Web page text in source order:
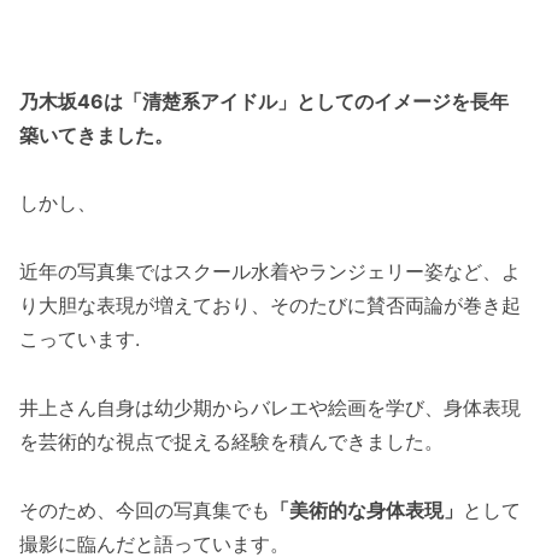
乃木坂46は「清楚系アイドル」としてのイメージを長年
築いてきました。
しかし、
近年の写真集ではスクール水着やランジェリー姿など、よ
り大胆な表現が増えており、そのたびに賛否両論が巻き起
こっています.
井上さん自身は幼少期からバレエや絵画を学び、身体表現
を芸術的な視点で捉える経験を積んできました。
そのため、今回の写真集でも 「美術的な身体表現」 として
撮影に臨んだと語っています。